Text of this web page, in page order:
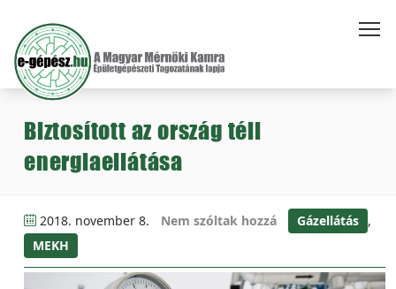
Biztosított az ország téli
energiaellátása
2018. november 8. Nem szóltak hozzá Gázellátás ,
MEKH